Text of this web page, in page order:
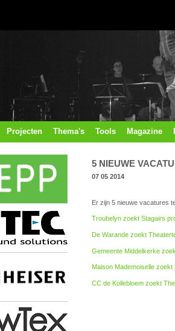
Projecten Thema's Tools Magazine
5 NIEUWE
07 05 2014
Er zijn 5 nieuwe vacatures
Troubelyn zoekt Stagairs
De Warande zoekt
Gemeente Middelkerke
Maison Mademoiselle
CC de Kollebloem zoekt